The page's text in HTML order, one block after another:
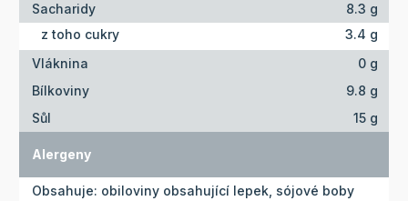
Sacharidy
8.3 g
z toho cukry
3.4 g
Vláknina
0 g
Bílkoviny
9.8 g
Sůl
15 g
Alergeny
Obsahuje: obiloviny obsahující lepek, sójové boby